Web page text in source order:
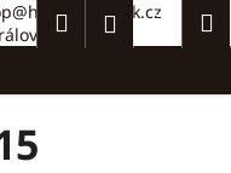
>>
HledatPřihlášení